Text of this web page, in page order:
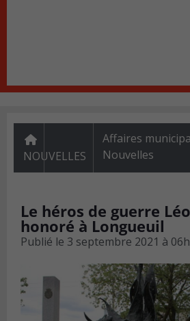
NOUVELLES
Affaires
Nouvelles
Le héros de guerre
honoré à Longueuil
Publié le 3 septembre 2021 à